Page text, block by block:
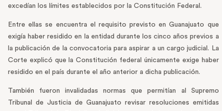
excedían los límites establecidos por la Constitución Federal.
Entre ellas se encuentra el requisito previsto en Guanajuato que
exigía haber residido en la entidad durante los cinco años previos a
la publicación de la convocatoria para aspirar a un cargo judicial. La
Corte explicó que la Constitución federal únicamente exige haber
residido en el país durante el año anterior a dicha publicación.
También fueron invalidadas normas que permitían al Supremo
Tribunal de Justicia de Guanajuato revisar resoluciones emitidas